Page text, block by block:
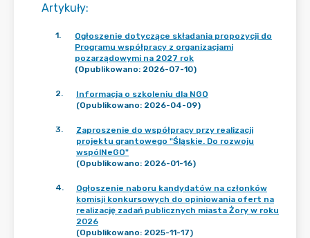
Artykuły:
1.
Ogłoszenie dotyczące składania propozycji do
Programu współpracy z organizacjami
pozarządowymi na 2027 rok
(Opublikowano: 2026-07-10)
2.
Informacja o szkoleniu dla NGO
(Opublikowano: 2026-04-09)
3.
Zaproszenie do współpracy przy realizacji
projektu grantowego "Śląskie. Do rozwoju
wspólNeGO"
(Opublikowano: 2026-01-16)
4.
Ogłoszenie naboru kandydatów na członków
komisji konkursowych do opiniowania ofert na
realizację zadań publicznych miasta Żory w roku
2026
(Opublikowano: 2025-11-17)